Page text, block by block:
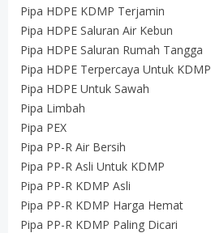
Pipa HDPE KDMP Terjamin
Pipa HDPE Saluran Air Kebun
Pipa HDPE Saluran Rumah Tangga
Pipa HDPE Terpercaya Untuk KDMP
Pipa HDPE Untuk Sawah
Pipa Limbah
Pipa PEX
Pipa PP-R Air Bersih
Pipa PP-R Asli Untuk KDMP
Pipa PP-R KDMP Asli
Pipa PP-R KDMP Harga Hemat
Pipa PP-R KDMP Paling Dicari